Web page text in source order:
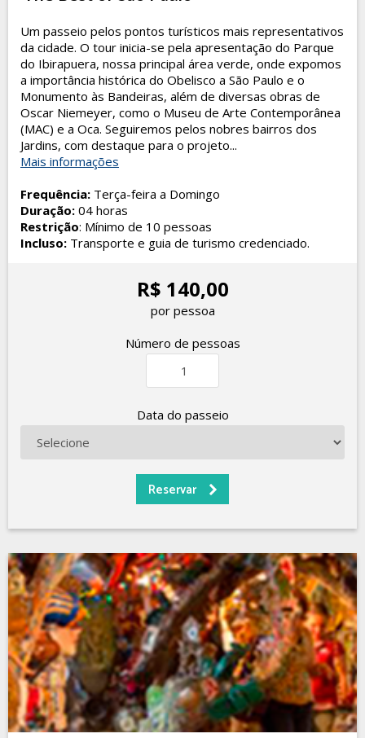
Um passeio pelos pontos turísticos mais representativos
da cidade. O tour inicia-se pela apresentação do Parque
do Ibirapuera, nossa principal área verde, onde expomos
a importância histórica do Obelisco a São Paulo e o
Monumento às Bandeiras, além de diversas obras de
Oscar Niemeyer, como o Museu de Arte Contemporânea
(MAC) e a Oca. Seguiremos pelos nobres bairros dos
Jardins, com destaque para o projeto...
Mais informações
Frequência: Terça-feira a Domingo
Duração: 04 horas
Restrição: Mínimo de 10 pessoas
Incluso: Transporte e guia de turismo credenciado.
R$ 140,00
por pessoa
Número de pessoas
Data do passeio